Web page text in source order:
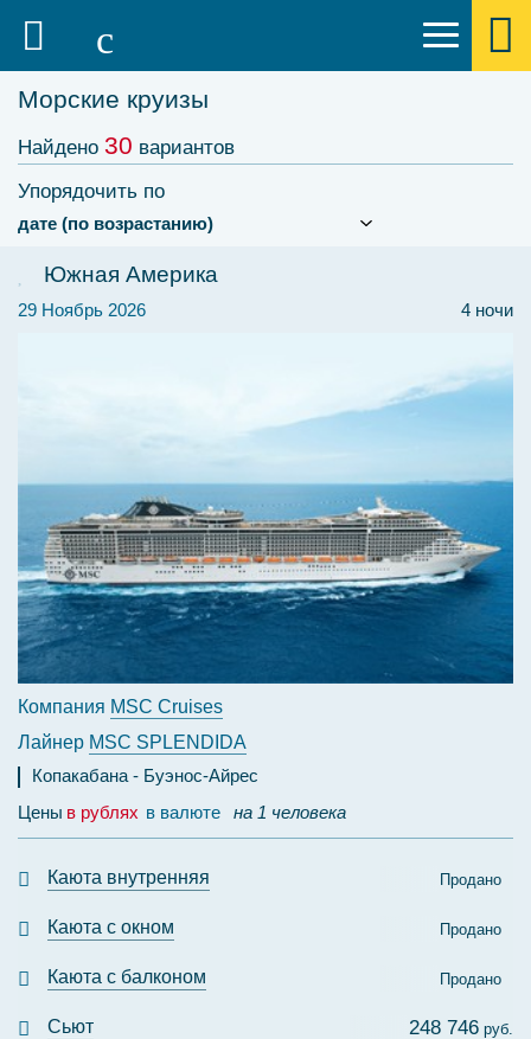
Морские круизы
Найдено 30 вариантов
Упорядочить по
Южная Америка
4 ночи
29 Ноябрь 2026
Компания MSC Cruises
Лайнер MSC SPLENDIDA
Копакабана
Буэнос-Айрес
Цены в рублях в валюте на 1 человека
Каюта внутренняя Продано
Каюта с окном Продано
Каюта с балконом Продано
Сьют 248 746 руб.